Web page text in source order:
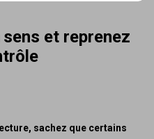
et reprenez
sachez que certains